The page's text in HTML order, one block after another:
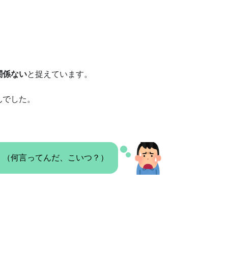
係ないと捉えています。
した。
（何言ってんだ、こいつ？）